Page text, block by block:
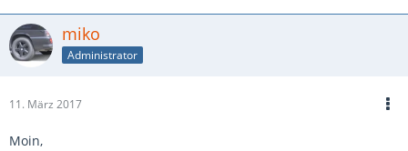
miko
Administrator
11. März 2017
Moin,